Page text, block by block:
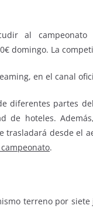
al
domingo. La
en el canal
diferentes partes
de hoteles.
desde el
.
terreno por